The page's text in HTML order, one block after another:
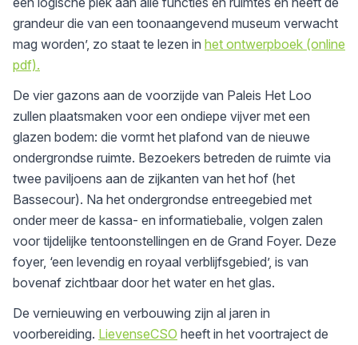
grandeur die van een toonaangevend museum verwacht
mag worden’, zo staat te lezen in het ontwerpboek (online
pdf).
De vier gazons aan de voorzijde van Paleis Het Loo
zullen plaatsmaken voor een ondiepe vijver met een
glazen bodem: die vormt het plafond van de nieuwe
ondergrondse ruimte. Bezoekers betreden de ruimte via
twee paviljoens aan de zijkanten van het hof (het
Bassecour). Na het ondergrondse entreegebied met
onder meer de kassa- en informatiebalie, volgen zalen
voor tijdelijke tentoonstellingen en de Grand Foyer. Deze
foyer, ‘een levendig en royaal verblijfsgebied’, is van
bovenaf zichtbaar door het water en het glas.
De vernieuwing en verbouwing zijn al jaren in
voorbereiding. LievenseCSO heeft in het voortraject de